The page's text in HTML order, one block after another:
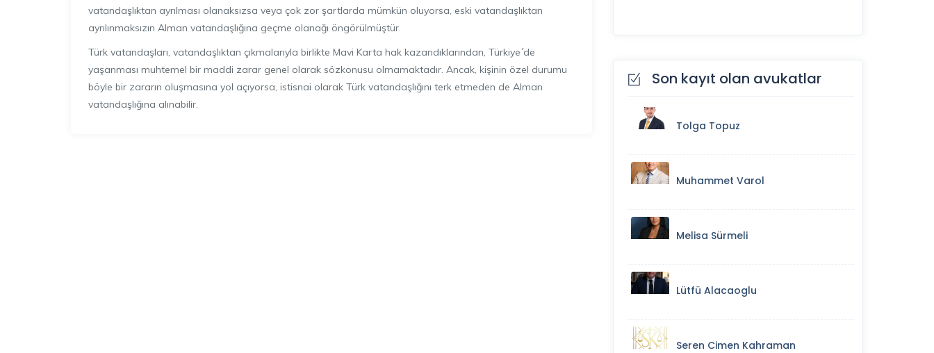
vatandaşlıktan ayrılması olanaksızsa veya çok zor şartlarda mümkün oluyorsa, eski vatandaşlıktan
ayrılınmaksızın Alman vatandaşlığına geçme olanağı öngörülmüştür.
Türk vatandaşları, vatandaşlıktan çıkmalarıyla birlikte Mavi Karta hak kazandıklarından, Türkiye´de
yaşanması muhtemel bir maddi zarar genel olarak sözkonusu olmamaktadır. Ancak, kişinin özel durumu
böyle bir zararın oluşmasına yol açıyorsa, istisnai olarak Türk vatandaşlığını terk etmeden de Alman
vatandaşlığına alınabilir.
Son kayıt olan avukatlar
Tolga Topuz
Muhammet Varol
Melisa Sürmeli
Lütfü Alacaoglu
Seren Cimen Kahraman